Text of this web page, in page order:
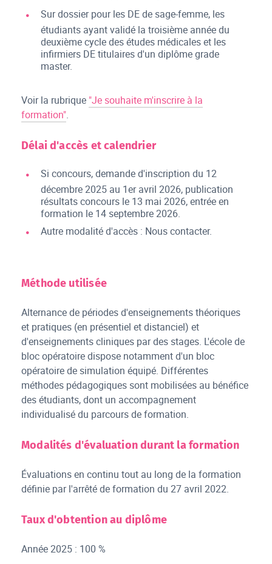
Sur dossier pour les DE de sage-femme, les
étudiants ayant validé la troisième année du
deuxième cycle des études médicales et les
infirmiers DE titulaires d'un diplôme grade
master.
Voir la rubrique "Je souhaite m'inscrire à la
formation".
Délai d'accès et calendrier
Si concours, demande d'inscription du 12
décembre 2025 au 1er avril 2026, publication
résultats concours le 13 mai 2026, entrée en
formation le 14 septembre 2026.
Autre modalité d'accès : Nous contacter.
Méthode utilisée
Alternance de périodes d'enseignements théoriques
et pratiques (en présentiel et distanciel) et
d'enseignements cliniques par des stages. L'école de
bloc opératoire dispose notamment d'un bloc
opératoire de simulation équipé. Différentes
méthodes pédagogiques sont mobilisées au bénéfice
des étudiants, dont un accompagnement
individualisé du parcours de formation.
Modalités d'évaluation durant la formation
Évaluations en continu tout au long de la formation
définie par l'arrêté de formation du 27 avril 2022.
Taux d'obtention au diplôme
Année 2025 : 100 %